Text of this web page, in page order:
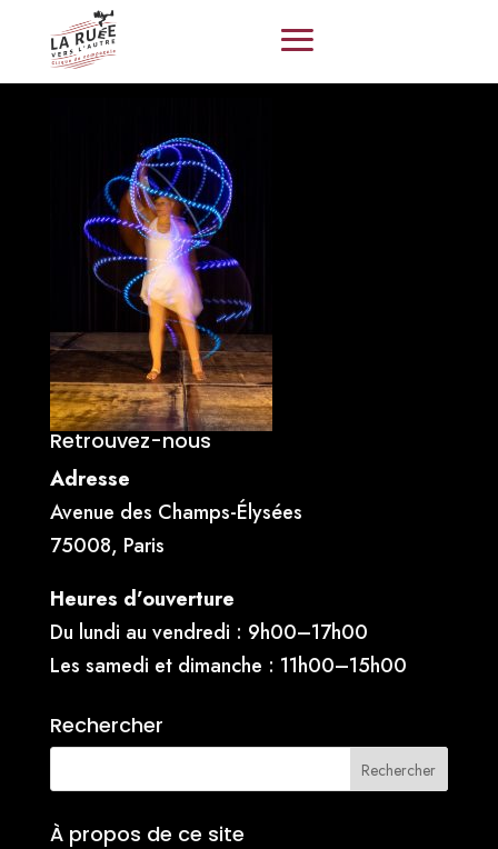
Retrouvez-nous
Adresse
Avenue des Champs-Élysées
75008, Paris
Heures d’ouverture
Du lundi au vendredi : 9h00–17h00
Les samedi et dimanche : 11h00–15h00
Rechercher
À propos de ce site